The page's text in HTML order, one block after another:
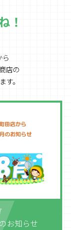
！
店の
す。
お知らせ